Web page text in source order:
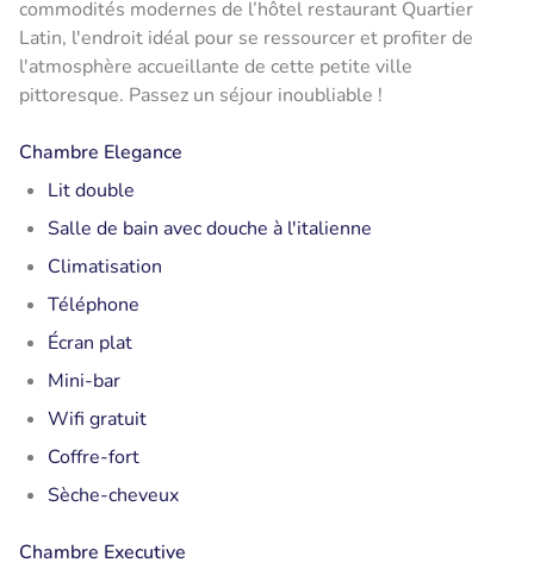
commodités modernes de l’hôtel restaurant Quartier
Latin, l'endroit idéal pour se ressourcer et profiter de
l'atmosphère accueillante de cette petite ville
pittoresque. Passez un séjour inoubliable !
Chambre Elegance
Lit double
Salle de bain avec douche à l'italienne
Climatisation
Téléphone
Écran plat
Mini-bar
Wifi gratuit
Coffre-fort
Sèche-cheveux
Chambre Executive